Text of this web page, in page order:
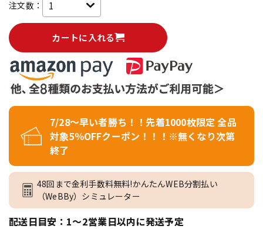
注文数：
カートに入れる
7/28～早い者勝ち！！先着1000枚限定 全品
対象5％OFFクーポン！！！※無くなり次第
終了
48回まで金利手数料無料!かんたんWEB分割払い
（WeBBy）シミュレーター
配送日目安：1～2営業日以内に発送予定